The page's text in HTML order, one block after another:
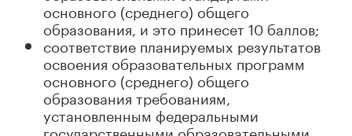
основного (среднего) общего
образования, и это принесет 10 баллов;
соответствие планируемых результатов
освоения образовательных программ
основного (среднего) общего
образования требованиям,
установленным федеральными
государственными образовательными